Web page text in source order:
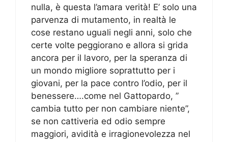
nulla, è questa l’amara verità! E’ solo una
parvenza di mutamento, in realtà le
cose restano uguali negli anni, solo che
certe volte peggiorano e allora si grida
ancora per il lavoro, per la speranza di
un mondo migliore soprattutto per i
giovani, per la pace contro l’odio, per il
benessere….come nel Gattopardo, ”
cambia tutto per non cambiare niente”,
se non cattiveria ed odio sempre
maggiori, avidità e irragionevolezza nel